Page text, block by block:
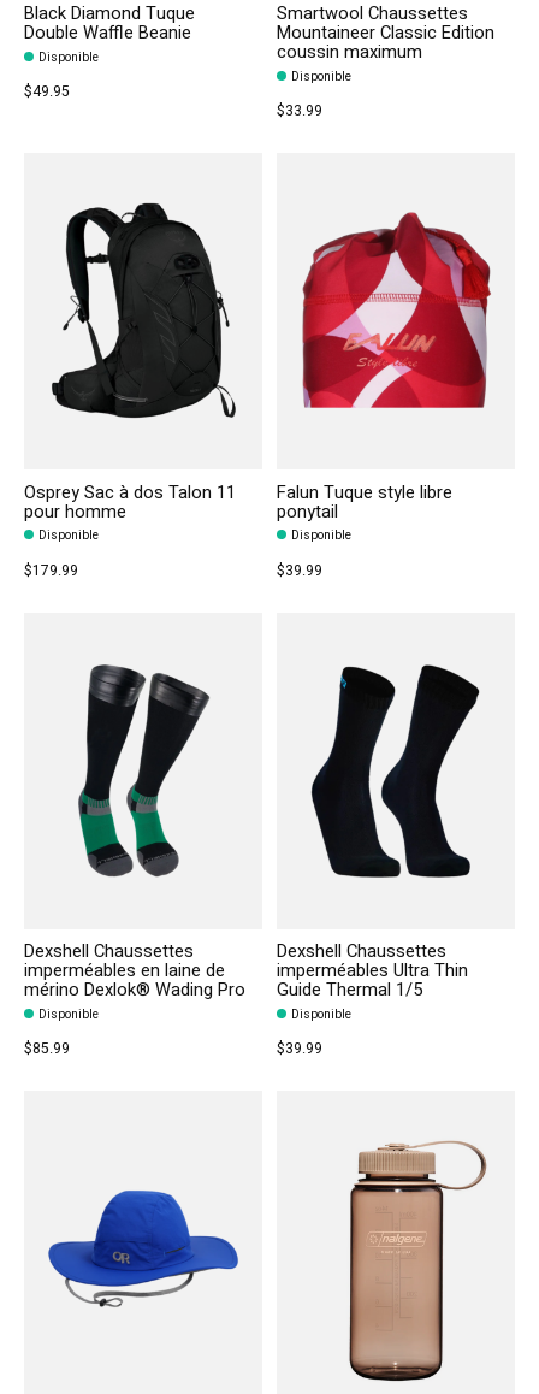
Black Diamond Tuque
Double Waffle Beanie
Disponible
$49.95
Smartwool Chaussettes
Mountaineer Classic Edition
coussin maximum
Disponible
$33.99
Osprey Sac à dos Talon 11
pour homme
Disponible
$179.99
Falun Tuque style libre
ponytail
Disponible
$39.99
Dexshell Chaussettes
imperméables en laine de
mérino Dexlok® Wading Pro
Disponible
$85.99
Dexshell Chaussettes
imperméables Ultra Thin
Guide Thermal 1/5
Disponible
$39.99